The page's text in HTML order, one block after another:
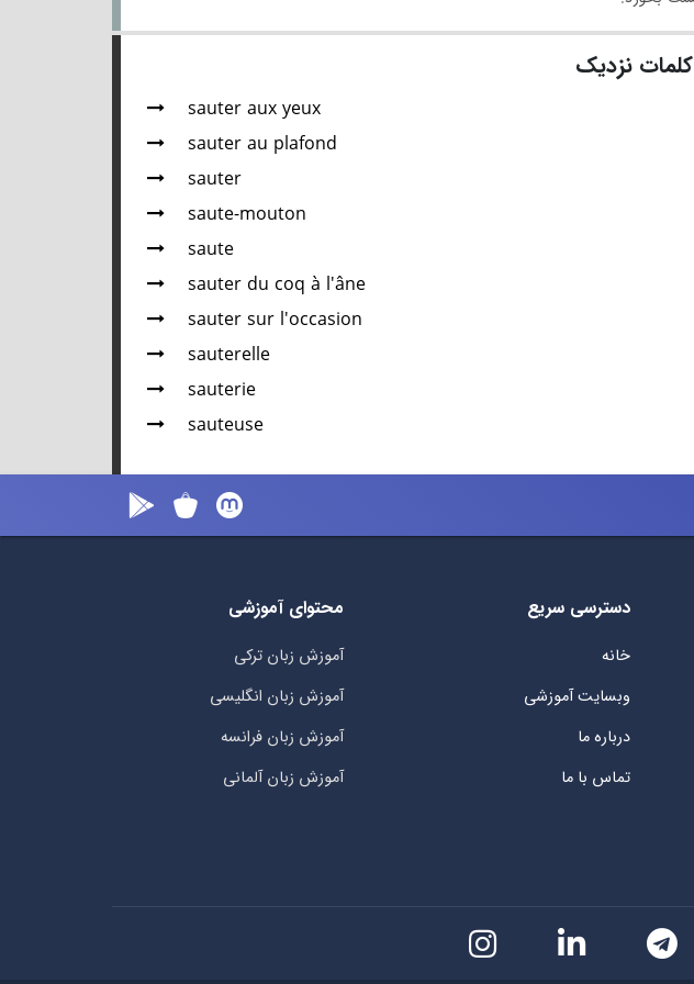
کلمات نزدیک
sauter aux yeux
sauter au plafond
sauter
saute-mouton
saute
sauter du coq à l'âne
sauter sur l'occasion
sauterelle
sauterie
sauteuse
دسترسی سریع
خانه
وبسایت آموزشی
درباره ما
تماس با ما
محتوای آموزشی
آموزش زبان ترکی
آموزش زبان انگلیسی
آموزش زبان فرانسه
آموزش زبان آلمانی